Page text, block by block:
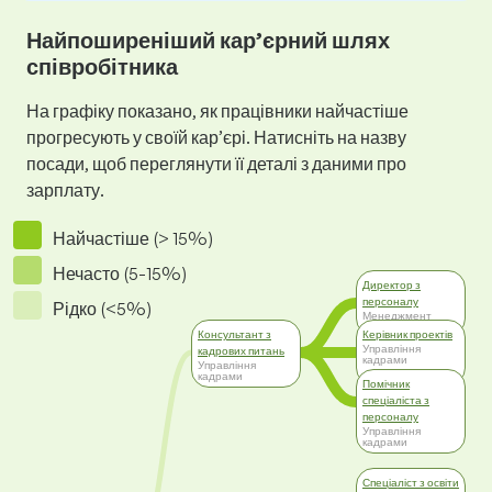
Найпоширеніший кар’єрний шлях
співробітника
На графіку показано, як працівники найчастіше
прогресують у своїй кар’єрі. Натисніть на назву
посади, щоб переглянути її деталі з даними про
зарплату.
Найчастіше (> 15%)
Нечасто (5-15%)
Рідко (<5%)
Консультант з
кадрових питань
Управління
кадрами
Директор з
персоналу
Менеджмент
Керівник проектів
Управління
кадрами
Помічник
спеціаліста з
персоналу
Управління
кадрами
Спеціаліст з освіти